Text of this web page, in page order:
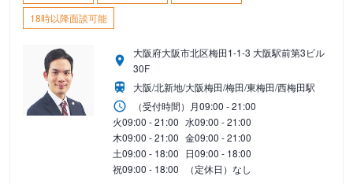
18時以降面談可能
大阪府大阪市北区梅田1-1-3 大阪駅前第3ビル
30F
大阪/北新地/大阪梅田/梅田/東梅田/西梅田駅
（受付時間） 月09:00 - 21:00
火09:00 - 21:00 水09:00 - 21:00
木09:00 - 21:00 金09:00 - 21:00
土09:00 - 18:00 日09:00 - 18:00
祝09:00 - 18:00 （定休日）なし